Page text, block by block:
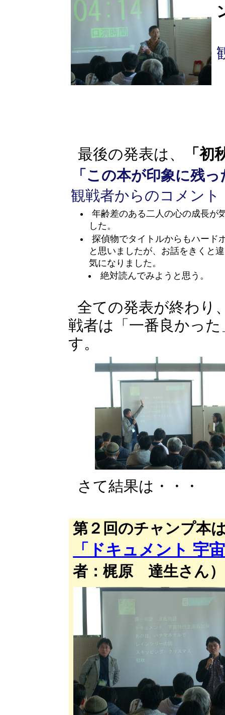
最後の発表は、 「初
「この本が印象に残
観戦者からのコメント
年齢差のある二人の心の成長が
した。
探偵物でタイトルからもハード
と思いましたが、お話をきくと
気になりました。
絶対読んでみようと思う。
全ての発表が終わり
戦者は「一番良かっ
す。
さて結果は・・・
第２回のチャンプ本
「ドキュメント 宇
者：梶原 達生さん）